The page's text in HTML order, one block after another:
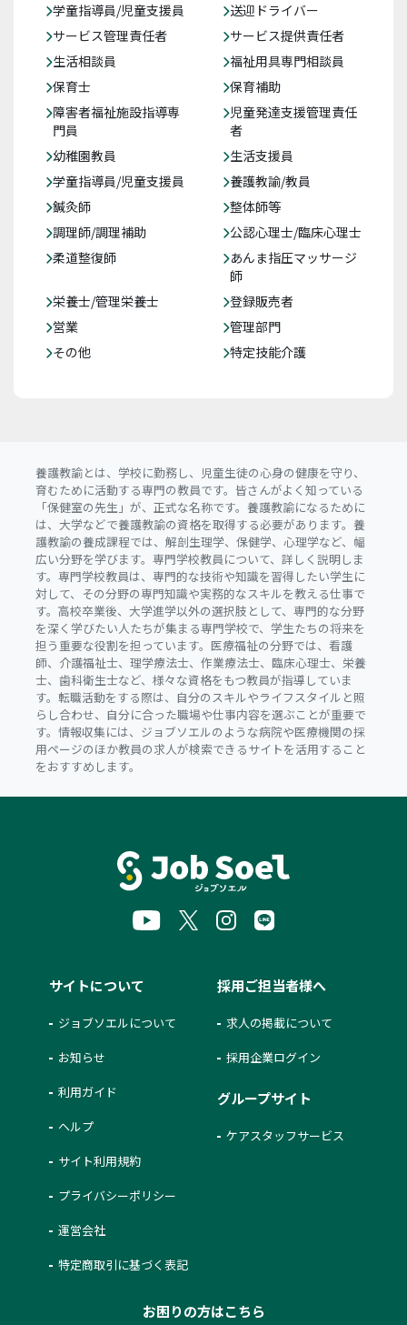
学童指導員/児童支援員
送迎ドライバー
サービス管理責任者
サービス提供責任者
生活相談員
福祉用具専門相談員
保育士
保育補助
障害者福祉施設指導専
門員
児童発達支援管理責任
者
幼稚園教員
生活支援員
学童指導員/児童支援員
養護教諭/教員
鍼灸師
整体師等
調理師/調理補助
公認心理士/臨床心理士
柔道整復師
あんま指圧マッサージ
師
栄養士/管理栄養士
登録販売者
営業
管理部門
その他
特定技能介護
養護教諭とは、学校に勤務し、児童生徒の心身の健康を守り、
育むために活動する専門の教員です。皆さんがよく知っている
「保健室の先生」が、正式な名称です。養護教諭になるために
は、大学などで養護教諭の資格を取得する必要があります。養
護教諭の養成課程では、解剖生理学、保健学、心理学など、幅
広い分野を学びます。専門学校教員について、詳しく説明しま
す。専門学校教員は、専門的な技術や知識を習得したい学生に
対して、その分野の専門知識や実務的なスキルを教える仕事で
す。高校卒業後、大学進学以外の選択肢として、専門的な分野
を深く学びたい人たちが集まる専門学校で、学生たちの将来を
担う重要な役割を担っています。医療福祉の分野では、看護
師、介護福祉士、理学療法士、作業療法士、臨床心理士、栄養
士、歯科衛生士など、様々な資格をもつ教員が指導していま
す。転職活動をする際は、自分のスキルやライフスタイルと照
らし合わせ、自分に合った職場や仕事内容を選ぶことが重要で
す。情報収集には、ジョブソエルのような病院や医療機関の採
用ページのほか教員の求人が検索できるサイトを活用すること
をおすすめします。
サイトについて
ジョブソエルについて
お知らせ
利用ガイド
ヘルプ
サイト利用規約
プライバシーポリシー
運営会社
特定商取引に基づく表記
採用ご担当者様へ
求人の掲載について
採用企業ログイン
グループサイト
ケアスタッフサービス
お困りの方はこちら